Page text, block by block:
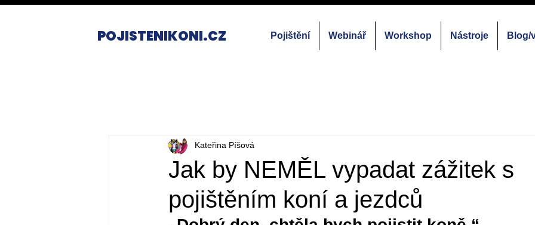
POJISTENIKONI.CZ Pojištění Webinář Workshop Nástroje Blog/
Jak by NEMĚL vypadat zážitek s
pojištěním koní a jezdců
Kateřina Píšová